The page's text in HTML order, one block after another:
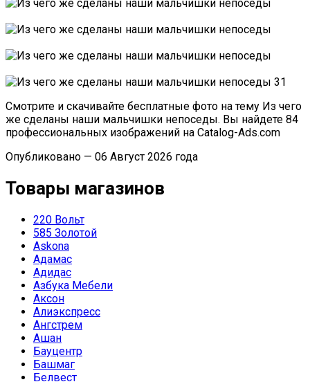
Смотрите и скачивайте бесплатные фото на тему Из чего
же сделаны наши мальчишки непоседы. Вы найдете 84
профессиональных изображений на Catalog-Ads.com
Опубликовано — 06 Август 2026 года
Товары магазинов
220 Вольт
585 Золотой
Askona
Адамас
Адидас
Азбука Мебели
Аксон
Алиэкспресс
Ангстрем
Ашан
Бауцентр
Башмаг
Белвест